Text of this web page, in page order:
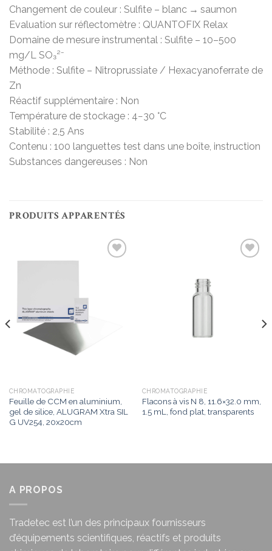
Changement de couleur : Sulfite – blanc → saumon
Evaluation sur réflectomètre : QUANTOFIX Relax
Domaine de mesure instrumental : Sulfite – 10–500
mg/L SO₃²⁻
Méthode : Sulfite – Nitroprussiate / Hexacyanoferrate de
Zn
Réactif supplémentaire : Non
Température de stockage : 4−30 °C
Stabilité : 2,5 Ans
Contenu : 100 languettes test dans une boîte, instruction
Substances dangereuses : Non
PRODUITS APPARENTÉS
CHROMATOGRAPHIE
Feuille de CCM en aluminium,
gel de silice, ALUGRAM Xtra SIL
G UV254, 20x20cm
CHROMATOGRAPHIE
Flacons à vis N 8, 11.6×32.0 mm,
1.5 mL, fond plat, transparents
A PROPOS
Tradetec est l’un des principaux fournisseurs
d’équipements scientifiques, réactifs et produits